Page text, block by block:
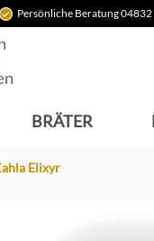
Persönliche Beratung
BRÄTER
Elixyr